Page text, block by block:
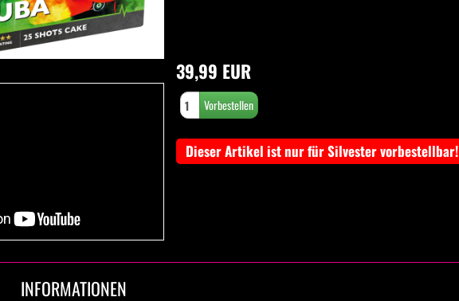
39,99 EUR
Dieser Artikel ist nur für Silvester vorbestellbar!
INFORMATIONEN